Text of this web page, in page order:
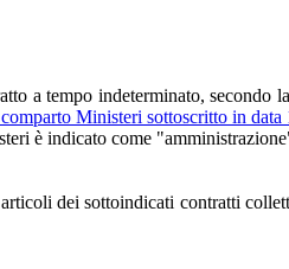
a tempo indeterminato,
Ministeri sottoscritto in data
è indicato come
dei sottoindicati contratti